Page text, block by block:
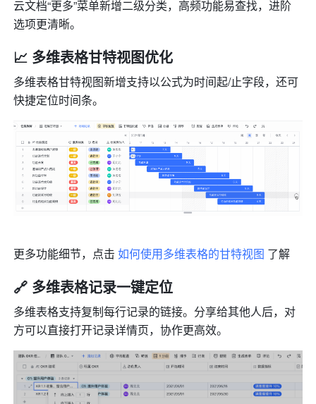
云文档“更多”菜单新增二级分类，高频功能易查找，进阶
选项更清晰。
📈 多维表格甘特视图优化
多维表格甘特视图新增支持以公式为时间起/止字段，还可
快捷定位时间条。
更多功能细节，点击 如何使用多维表格的甘特视图 了解
🔗 多维表格记录一键定位
多维表格支持复制每行记录的链接。分享给其他人后，对
方可以直接打开记录详情页，协作更高效。